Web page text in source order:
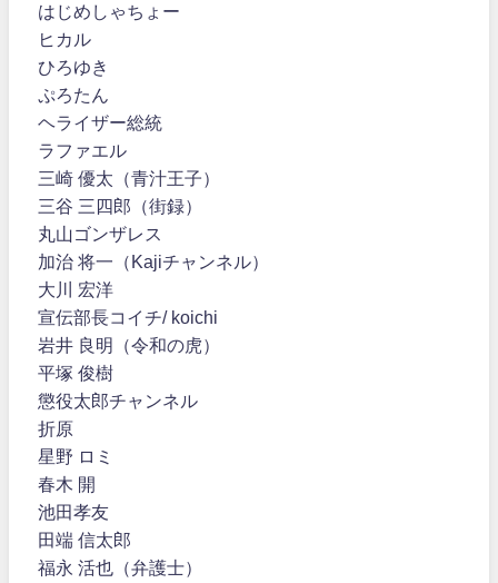
はじめしゃちょー
ヒカル
ひろゆき
ぷろたん
ヘライザー総統
ラファエル
三崎 優太（青汁王子）
三谷 三四郎（街録）
丸山ゴンザレス
加治 将一（Kajiチャンネル）
大川 宏洋
宣伝部長コイチ/ koichi
岩井 良明（令和の虎）
平塚 俊樹
懲役太郎チャンネル
折原
星野 ロミ
春木 開
池田孝友
田端 信太郎
福永 活也（弁護士）